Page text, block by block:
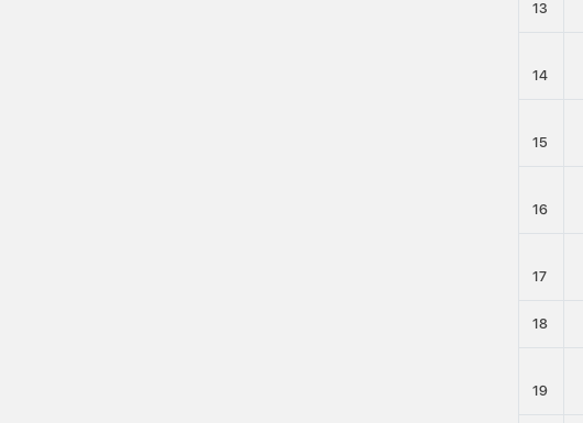
13
14
15
16
17
18
19